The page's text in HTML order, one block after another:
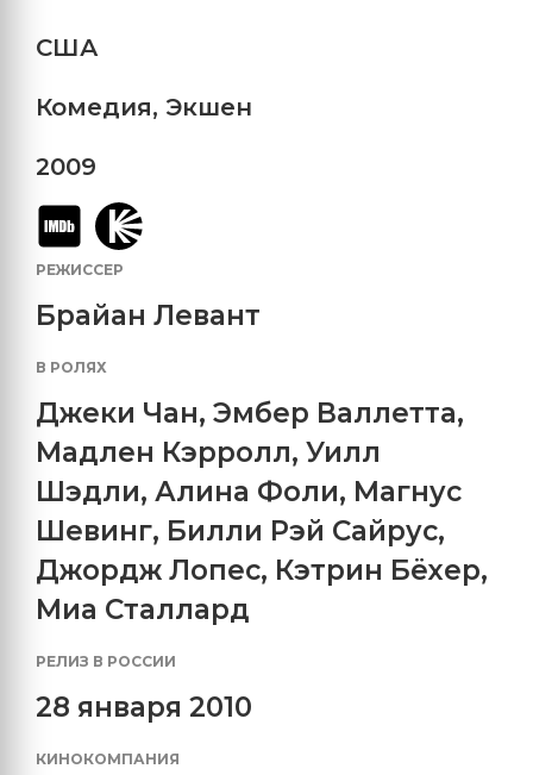
США
Комедия, Экшен
2009
РЕЖИССЕР
Брайан Левант
В РОЛЯХ
Джеки Чан, Эмбер Валлетта,
Мадлен Кэрролл, Уилл
Шэдли, Алина Фоли, Магнус
Шевинг, Билли Рэй Сайрус,
Джордж Лопес, Кэтрин Бёхер,
Миа Сталлард
РЕЛИЗ В РОССИИ
28 января 2010
КИНОКОМПАНИЯ